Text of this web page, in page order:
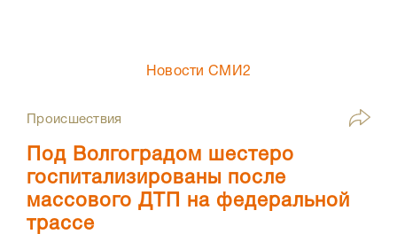
Новости СМИ2
Происшествия
Под Волгоградом шестеро
госпитализированы после
массового ДТП на федеральной
трассе